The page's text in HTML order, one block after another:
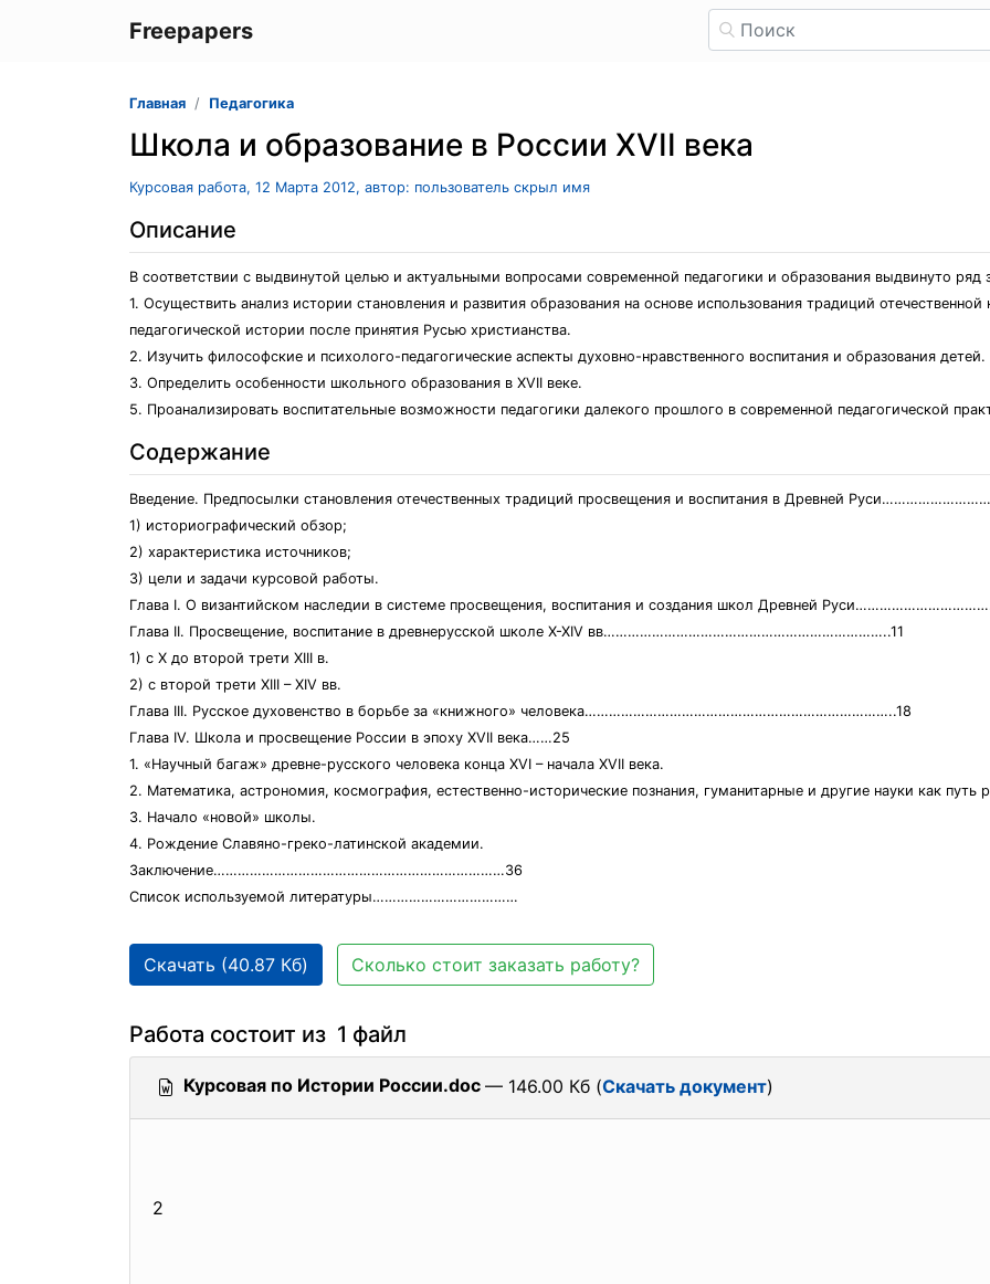
Freepapers
Главная Педагогика
Школа и образование в России XVII века
Курсовая работа, 12 Марта 2012, автор: пользователь скрыл имя
Описание
В соответствии с выдвинутой целью и актуальными вопросами современной педагогики и образования выдвинуто ряд
1. Осуществить анализ истории становления и развития образования на основе использования традиций
педагогической истории после принятия Русью христианства.
2. Изучить философские и психолого-педагогические аспекты духовно-нравственного воспитания и образования детей.
3. Определить особенности школьного образования в XVII веке.
5. Проанализировать воспитательные возможности педагогики далекого прошлого в современной педагогической
Содержание
Введение. Предпосылки становления отечественных традиций просвещения и воспитания в Древней
1) историографический обзор;
2) характеристика источников;
3) цели и задачи курсовой работы.
Глава I. О византийском наследии в системе просвещения, воспитания и создания школ Древней
Глава II. Просвещение, воспитание в древнерусской школе X-XIV вв……………………………………………………………..11
1) с X до второй трети XIII в.
2) с второй трети XIII – XIV вв.
Глава III. Русское духовенство в борьбе за «книжного» человека…………………………………………………………………..18
Глава IV. Школа и просвещение России в эпоху XVII века……25
1. «Научный багаж» древне-русского человека конца XVI – начала XVII века.
2. Математика, астрономия, космография, естественно-исторические познания, гуманитарные и другие науки как путь
3. Начало «новой» школы.
4. Рождение Славяно-греко-латинской академии.
Заключение………………………………………………………………36
Список используемой литературы………………………………
Скачать (40.87 Кб) Сколько стоит заказать работу?
Работа состоит из 1 файл
Курсовая по Истории России.doc — 146.00 Кб (Скачать документ)
2